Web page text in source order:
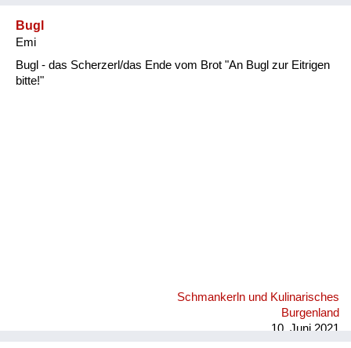
Bugl
Emi
Bugl - das Scherzerl/das Ende vom Brot "An Bugl zur Eitrigen
bitte!"
Schmankerln und Kulinarisches
Burgenland
10. Juni 2021